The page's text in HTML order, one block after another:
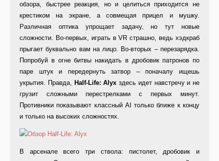
обзора, быстрее реакция, но и целиться приходится не
крестиком на экране, а совмещая прицел и мушку.
Различная оптика упрощает задачу, но тут новые
сложности. Во-первых, играть в VR страшно, ведь хэдкраб
прыгает буквально вам на лицо. Во-вторых – перезарядка.
Попробуй в огне битвы накидать в дробовик патронов по
паре штук и передернуть затвор – поначалу ищешь
укрытия. Правда, Half-Life: Alyx здесь идет навстречу и не
грузит сложными перестрелками с первых минут.
Противники показывают классный AI только ближе к концу
и только на высоких сложностях.
В арсенале всего три ствола: пистолет, дробовик и